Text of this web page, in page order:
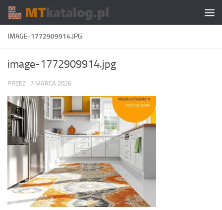
Skip to content
IMAGE-1772909914.JPG
image-1772909914.jpg
PRZEZ · 7 MARCA 2026